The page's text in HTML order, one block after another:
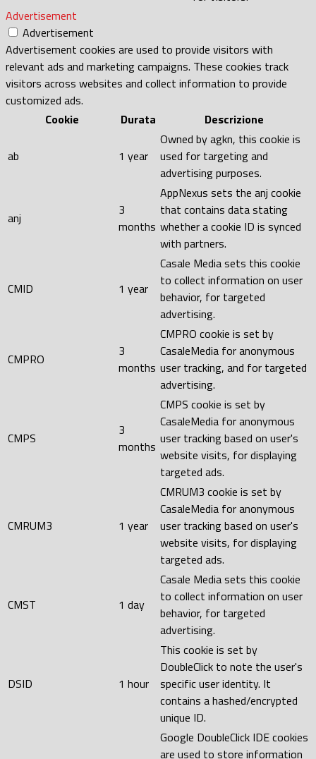
Advertisement
Advertisement
Advertisement cookies are used to provide visitors with
relevant ads and marketing campaigns. These cookies track
visitors across websites and collect information to provide
customized ads.
Cookie
Durata Descrizione
ab 1 year
Owned by agkn, this cookie is
used for targeting and
advertising purposes.
anj
3
months
AppNexus sets the anj cookie
that contains data stating
whether a cookie ID is synced
with partners.
CMID 1 year
Casale Media sets this cookie
to collect information on user
behavior, for targeted
advertising.
CMPRO
3
months
CMPRO cookie is set by
CasaleMedia for anonymous
user tracking, and for targeted
advertising.
CMPS
3
months
CMPS cookie is set by
CasaleMedia for anonymous
user tracking based on user's
website visits, for displaying
targeted ads.
CMRUM3 1 year
CMRUM3 cookie is set by
CasaleMedia for anonymous
user tracking based on user's
website visits, for displaying
targeted ads.
CMST 1 day
Casale Media sets this cookie
to collect information on user
behavior, for targeted
advertising.
DSID 1 hour
This cookie is set by
DoubleClick to note the user's
specific user identity. It
contains a hashed/encrypted
unique ID.
Google DoubleClick IDE cookies
are used to store information